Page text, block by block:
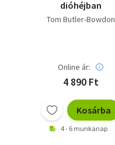
dióhéjban
Tom Butler-Bowdon
Online ár:
4 890 Ft
Kosárba
4 - 6 munkanap